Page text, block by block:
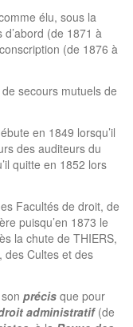
élu, sous la
(de 1871 à
(de 1876 à
secours mutuels de
en 1849 lorsqu’il
des auditeurs du
quitte en 1852 lors
Facultés de droit, de
puisqu’en 1873 le
la chute de THIERS,
des Cultes et des
précis que pour
administratif(de